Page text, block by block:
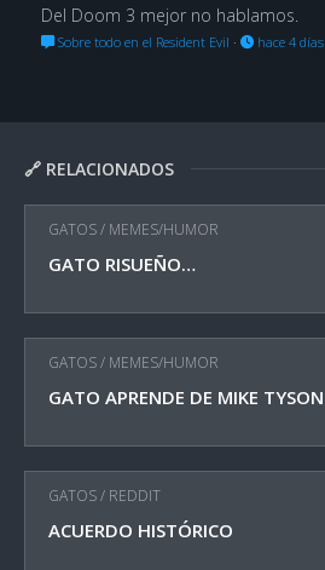
🔗 RELACIONADOS
GATOS/ MEMES/HUMOR
GATO RISUEÑO…
GATOS/ MEMES/HUMOR
GATO APRENDE DE MIKE TYSON
GATOS/ REDDIT
ACUERDO HISTÓRICO
Del Doom 3 mejor no hablamos.
Sobre todo en el Resident Evil · hace 4 días